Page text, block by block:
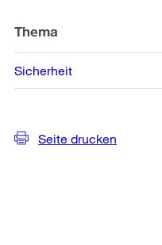
Thema
Sicherheit
Seite drucken